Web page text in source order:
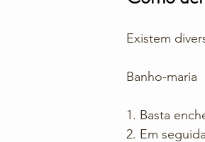
Existem
Banho-maria
1. Basta
2. Em